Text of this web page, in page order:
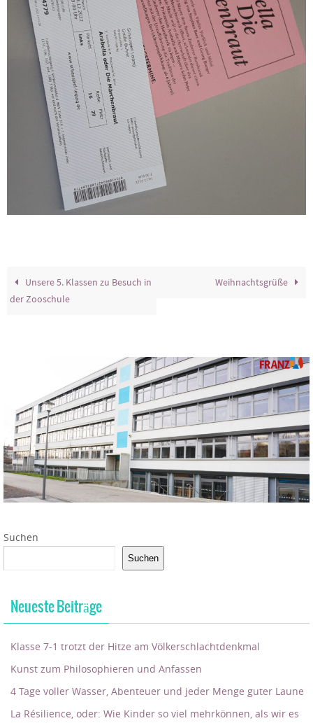
Unsere 5. Klassen zu Besuch in
der Zooschule
Weihnachtsgrüße
Suchen
Suchen
Neueste Beiträge
Klasse 7-1 trotzt der Hitze am Völkerschlachtdenkmal
Kunst zum Philosophieren und Anfassen
4 Tage voller Wasser, Abenteuer und jeder Menge guter Laune
La Résilience, oder: Wie Kinder so viel mehrkönnen, als wir es